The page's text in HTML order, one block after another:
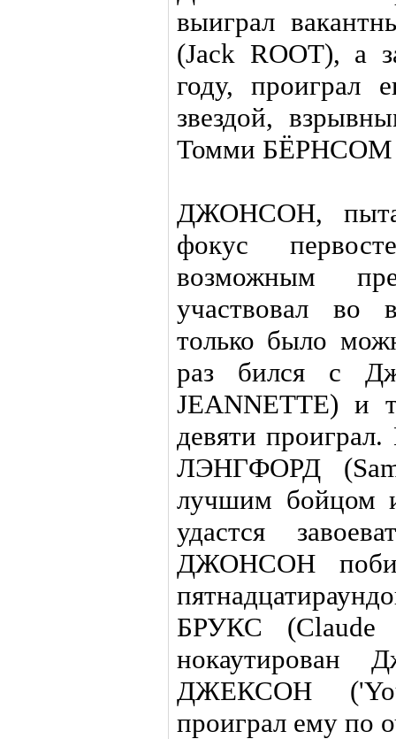
выиграл
(Jack ROOT), а
году, проиграл
звездой,
Томми БЁРНСОМ
ДЖОНСОН,
фокус
возможным
участвовал во
только было
раз бился с
JEANNETTE) и
девяти
ЛЭНГФОРД
лучшим бойцом
удастся
ДЖОНСОН
БРУКС (Claude
ДЖЕКСОН
проиграл ему по